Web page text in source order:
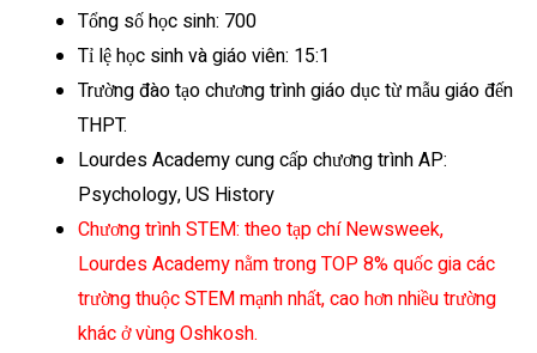
Tổng số học sinh: 700
Tỉ lệ học sinh và giáo viên: 15:1
Trường đào tạo chương trình giáo dục từ mẫu giáo đến
THPT.
Lourdes Academy cung cấp chương trình AP:
Psychology, US History
Chương trình STEM: theo tạp chí Newsweek,
Lourdes Academy nằm trong TOP 8% quốc gia các
trường thuộc STEM mạnh nhất, cao hơn nhiều trường
khác ở vùng Oshkosh.